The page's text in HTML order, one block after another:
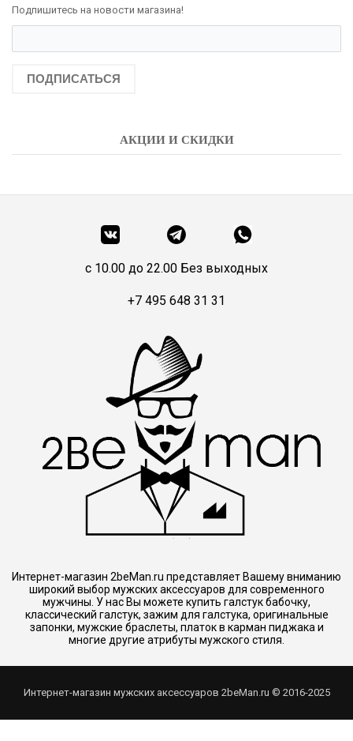
Подпишитесь на новости магазина!
ПОДПИСАТЬСЯ
АКЦИИ И СКИДКИ
c 10.00 до 22.00 Без выходных
+7 495 648 31 31
Интернет-магазин 2beMan.ru представляет Вашему вниманию
широкий выбор мужских аксессуаров для современного
мужчины. У нас Вы можете купить галстук бабочку,
классический галстук, зажим для галстука, оригинальные
запонки, мужские браслеты, платок в карман пиджака и
многие другие атрибуты мужского стиля.
Интернет-магазин мужских аксессуаров 2beMan.ru © 2016-2025